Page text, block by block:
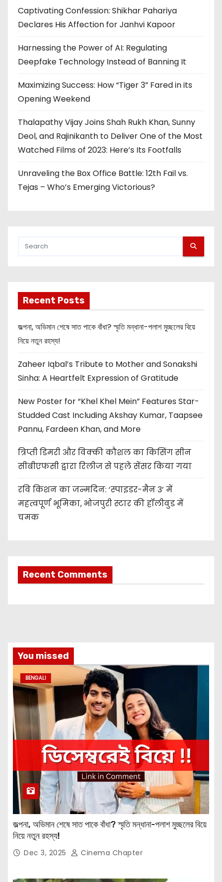
Captivating Confession: Shikhar Pahariya
Declares His Affection for Janhvi Kapoor
Harnessing the Power of AI: Regulating
Deepfake Technology Instead of Banning It
Maximizing Success: How “Tiger 3” Fared in its
Opening Weekend
Thalapathy Vijay Joins Shah Rukh Khan, Sunny
Deol, and Rajinikanth to Deliver One of the Most
Watched Films of 2023: Here’s Its Footfalls
Unraveling the Box Office Battle: 12th Fail vs.
Tejas – Who’s Emerging Victorious?
Recent Posts
জল্পনা, অভিমান শেষে সাত পাকে বাঁধা? স্মৃতি মন্ধানা-পলাশ মুচ্ছলের বিয়ে
নিয়ে নতুন রহস্য!
Zaheer Iqbal’s Tribute to Mother and Sonakshi
Sinha: A Heartfelt Expression of Gratitude
New Poster for “Khel Khel Mein” Features Star-
Studded Cast Including Akshay Kumar, Taapsee
Pannu, Fardeen Khan, and More
त्रिप्ती डिमरी और विक्की कौशल का किसिंग सीन
सीबीएफसी द्वारा रिलीज से पहले सेंसर किया गया
रवि किशन का जन्मदिन: ‘स्पाइडर-मैन 3’ में
महत्वपूर्ण भूमिका, भोजपुरी स्टार की हॉलीवुड में
चमक
Recent Comments
You missed
BENGALI
জল্পনা, অভিমান শেষে সাত পাকে বাঁধা? স্মৃতি মন্ধানা-পলাশ মুচ্ছলের বিয়ে
নিয়ে নতুন রহস্য!
Dec 3, 2025 Cinema Chapter